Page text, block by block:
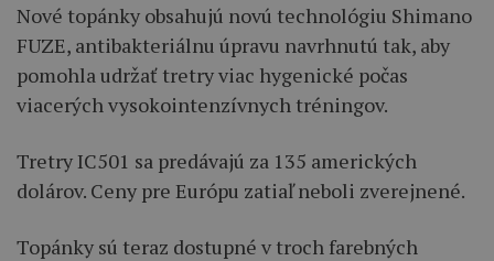
Nové topánky obsahujú novú technológiu Shimano
FUZE, antibakteriálnu úpravu navrhnutú tak, aby
pomohla udržať tretry viac hygenické počas
viacerých vysokointenzívnych tréningov.
Tretry IC501 sa predávajú za 135 amerických
dolárov. Ceny pre Európu zatiaľ neboli zverejnené.
Topánky sú teraz dostupné v troch farebných